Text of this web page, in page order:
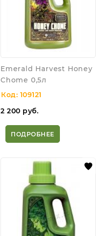
Emerald Harvest Honey
Chome 0,5л
Код: 109121
2 200 руб.
ПОДРОБНЕЕ